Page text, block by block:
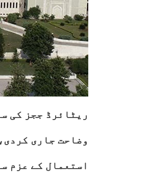
ریٹائرڈ ججز کی
وضاحت جاری
استعمال کے عزم